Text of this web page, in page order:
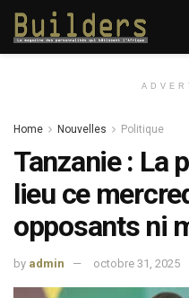
Home Nouvelles Politique
Tanzanie : La
lieu ce
opposants ni
by admin octobre 31, 2025